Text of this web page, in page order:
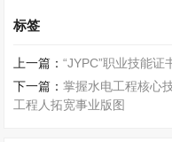
标签
上一篇：“JYPC”职业技能
下一篇：掌握水电工程核心
工程人拓宽事业版图